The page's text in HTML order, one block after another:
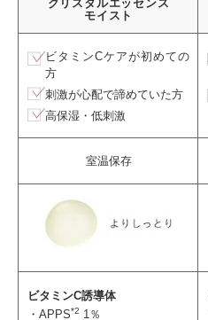
クリスタルエッセンス
モイスト
ビタミンCケアが初めての
方
刺激が心配で諦めていた方
高保湿・低刺激
室温保存
ビタミンC誘導体
APPS*2 1％